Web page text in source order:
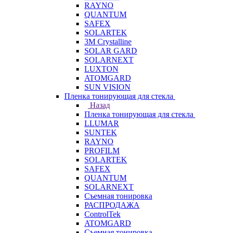
RAYNO
QUANTUM
SAFEX
SOLARTEK
3M Crystalline
SOLAR GARD
SOLARNEXT
LUXTON
ATOMGARD
SUN VISION
Пленка тонирующая для стекла
Назад
Пленка тонирующая для стекла
LLUMAR
SUNTEK
RAYNO
PROFILM
SOLARTEK
SAFEX
QUANTUM
SOLARNEXT
Съемная тонировка
РАСПРОДАЖА
ControlTek
ATOMGARD